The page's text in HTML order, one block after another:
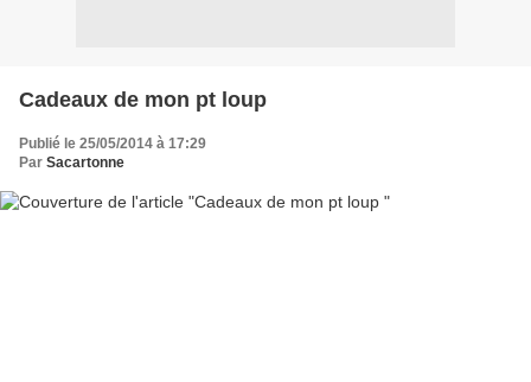
Cadeaux de mon pt loup
Publié le 25/05/2014 à 17:29
Par Sacartonne